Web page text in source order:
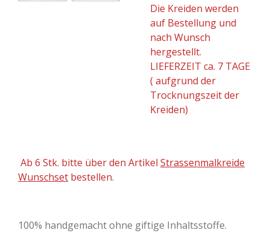
Die Kreiden werden
auf Bestellung und
nach Wunsch
hergestellt.
LIEFERZEIT ca. 7 TAGE
( aufgrund der
Trocknungszeit der
Kreiden)
Ab 6 Stk. bitte über den Artikel Strassenmalkreide
Wunschset bestellen.
100% handgemacht ohne giftige Inhaltsstoffe.